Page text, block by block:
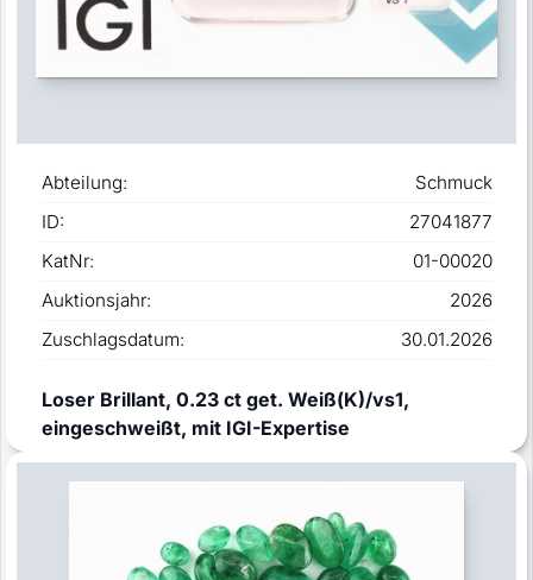
Abteilung:
Schmuck
ID:
27041877
KatNr:
01-00020
Auktionsjahr:
2026
Zuschlagsdatum:
30.01.2026
Loser Brillant, 0.23 ct get. Weiß(K)/vs1,
eingeschweißt, mit IGI-Expertise